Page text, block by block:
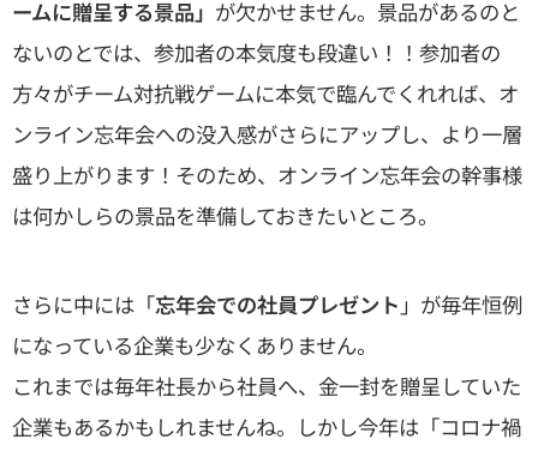
ームに贈呈する景品」 が欠かせません。景品があるのと
ないのとでは、参加者の本気度も段違い！！参加者の
方々がチーム対抗戦ゲームに本気で臨んでくれれば、オ
ンライン忘年会への没入感がさらにアップし、より一層
盛り上がります！そのため、オンライン忘年会の幹事様
は何かしらの景品を準備しておきたいところ。
さらに中には「忘年会での社員プレゼント 」が毎年恒例
になっている企業も少なくありません。
これまでは毎年社長から社員へ、金一封を贈呈していた
企業もあるかもしれませんね。しかし今年は「コロナ禍